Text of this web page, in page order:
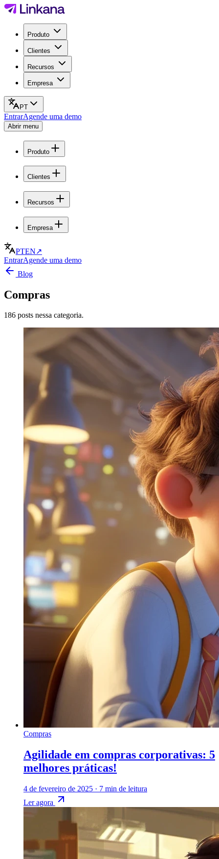
Produto
Clientes
Recursos
Empresa
PT
EntrarAgende uma demo
Abrir menu
Produto
Clientes
Recursos
Empresa
PTEN↗
EntrarAgende uma demo
Blog
Compras
186 posts nessa categoria.
Compras
Agilidade em compras corporativas: 5
melhores práticas!
4 de fevereiro de 2025 · 7 min de leitura
Ler agora